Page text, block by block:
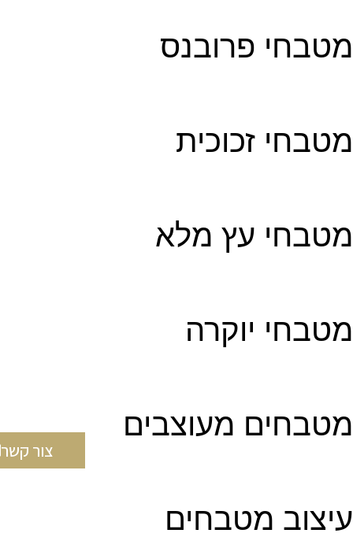
מטבחי פרובנס
מטבחי זכוכית
מטבחי עץ מלא
מטבחי יוקרה
מטבחים מעוצבים
עיצוב מטבחים
צור קשר